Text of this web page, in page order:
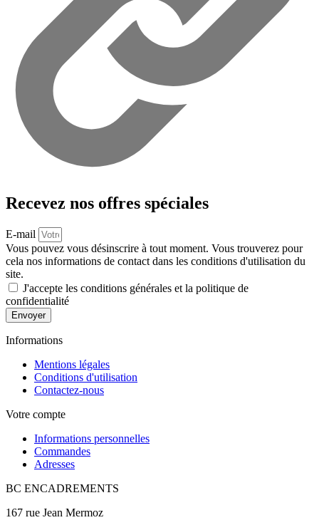
Recevez nos offres spéciales
E-mail
Vous pouvez vous désinscrire à tout moment. Vous trouverez pour
cela nos informations de contact dans les conditions d'utilisation du
site.
J'accepte les conditions générales et la politique de
confidentialité
Envoyer
Informations
Mentions légales
Conditions d'utilisation
Contactez-nous
Votre compte
Informations personnelles
Commandes
Adresses
BC ENCADREMENTS
167 rue Jean Mermoz